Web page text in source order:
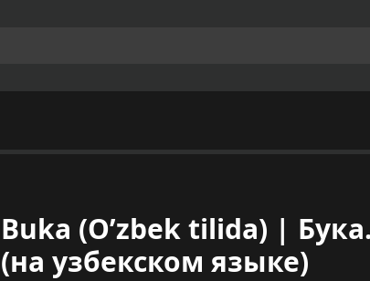
Buka (O’zbek tilida) |
(на узбекском языке)